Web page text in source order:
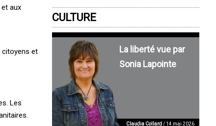
aux
citoyens et
Les
CULTURE
La liberté vue par
Sonia Lapointe
Claudia Collard/ 14 mai 2026